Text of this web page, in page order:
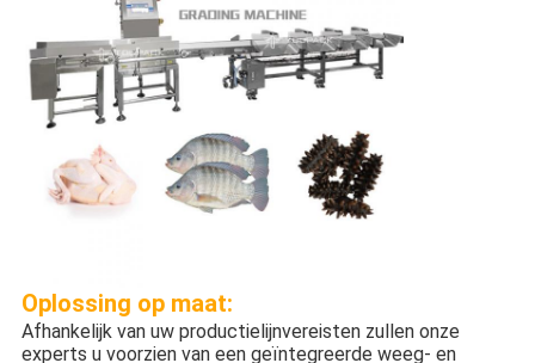
Oplossing op maat:
Afhankelijk van uw productielijnvereisten zullen onze
experts u voorzien van een geïntegreerde weeg- en